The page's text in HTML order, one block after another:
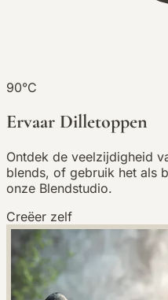
90°C
Ervaar Dilletoppen
Ontdek de veelzijdigheid
blends, of gebruik het als
onze Blendstudio.
Creëer zelf